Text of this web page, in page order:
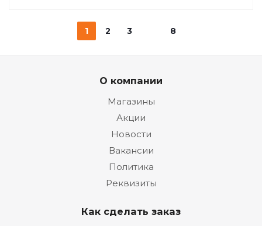
1 2 3 8
О компании
Магазины
Акции
Новости
Вакансии
Политика
Реквизиты
Как сделать заказ